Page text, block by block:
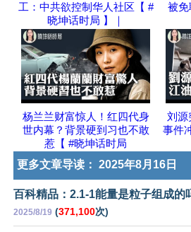
工：中共欲控制华人社区【 #
晓坤话时局 】｜
被免
杨兰兰财富惊人！红四代身
世内幕？背景硬到习也不敢
惹【 #晓坤话时局
刘源
事件
更多文章导读： 2025年8月16日
百科精品：2.1-1能量是粒子组成的
2025/8/19 (371,100次)